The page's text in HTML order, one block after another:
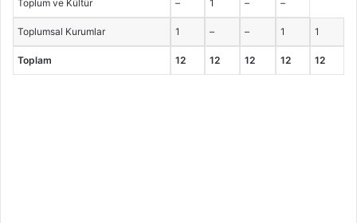
Toplum ve Kültür – 1 – –
Toplumsal Kurumlar 1 – – 1 1
Toplam 12 12 12 12 12